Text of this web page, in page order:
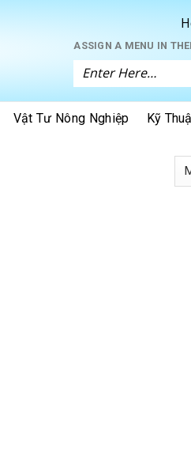
ASSIGN A MENU IN
Tìm
Vật Tư Nông Nghiệp Kỹ